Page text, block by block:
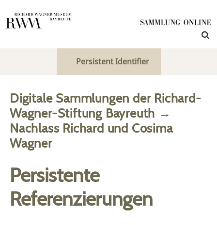
Persistent Identifier
Digitale Sammlungen der Richard-
Wagner-Stiftung Bayreuth →
Nachlass Richard und Cosima
Wagner
Persistente
Referenzierungen